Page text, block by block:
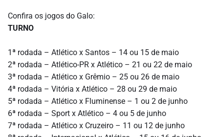
Confira os jogos do Galo:
TURNO
1ª rodada – Atlético x Santos – 14 ou 15 de maio
2ª rodada – Atlético-PR x Atlético – 21 ou 22 de maio
3ª rodada – Atlético x Grêmio – 25 ou 26 de maio
4ª rodada – Vitória x Atlético – 28 ou 29 de maio
5ª rodada – Atlético x Fluminense – 1 ou 2 de junho
6ª rodada – Sport x Atlético – 4 ou 5 de junho
7ª rodada – Atlético x Cruzeiro – 11 ou 12 de junho